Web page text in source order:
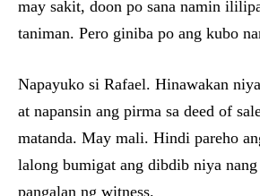
may sakit, doon po sana namin
taniman. Pero giniba po ang kubo
Napayuko si Rafael. Hinawakan
at napansin ang pirma sa deed of
matanda. May mali. Hindi pareho
lalong bumigat ang dibdib niya
pangalan ng witness.